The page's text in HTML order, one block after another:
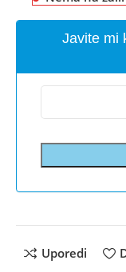
Javite mi
Uporedi